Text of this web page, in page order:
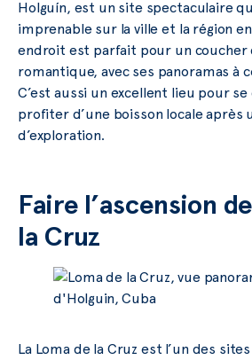
Holguín, est un site spectaculaire
imprenable sur la ville et la région
endroit est parfait pour un coucher
romantique, avec ses panoramas à
C’est aussi un excellent lieu pour
profiter d’une boisson locale après
d’exploration.
Faire l’ascension de
la Cruz
La Loma de la Cruz est l’un des